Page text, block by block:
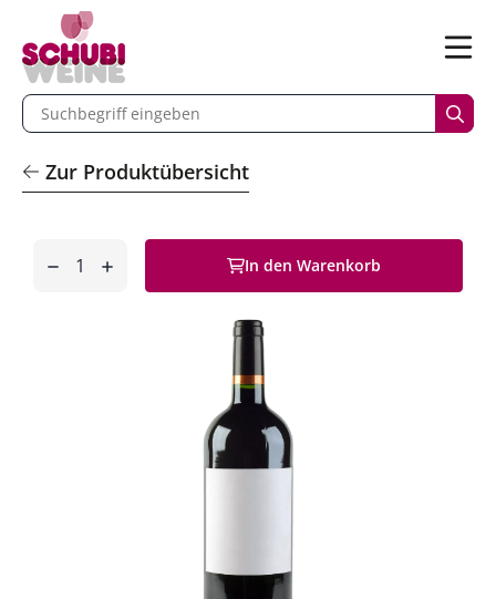
Menü
eingeben
Zur Produktübersicht
In den Warenkorb